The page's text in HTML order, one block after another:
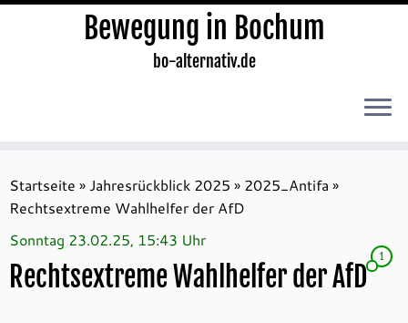
Inhalt
springen
Bewegung in Bochum
bo-alternativ.de
Startseite » Jahresrückblick 2025 » 2025_Antifa »
Rechtsextreme Wahlhelfer der AfD
Sonntag 23.02.25, 15:43 Uhr
Rechtsextreme Wahlhelfer der AfD
1